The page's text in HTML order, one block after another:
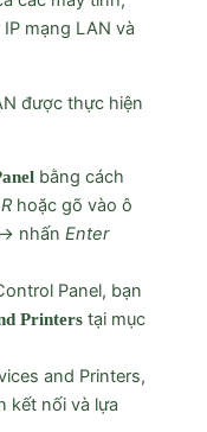
mạng LAN và
được thực hiện
bằng cách
hoặc gõ vào ô
nhấn Enter
Panel, bạn
Printerstại mục
and Printers,
kết nối và lựa